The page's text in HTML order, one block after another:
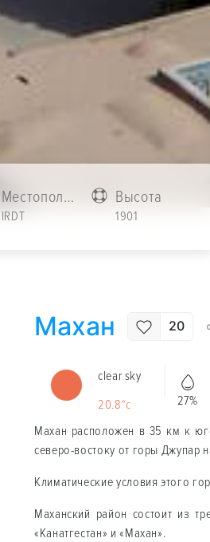
Местоположение
IRDT
Высота
1901
Махан 20
clear sky
20.8°c
27%
Махан расположен в 35 км к
северо-востоку от горы Джупар
Климатические условия этого
Маханский район состоит из
«Канатгестан» и «Махан».